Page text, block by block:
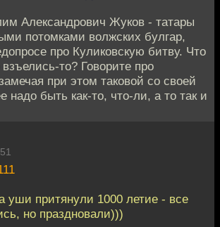
Александрович Жуков - татары
потомками волжских булгар,
про Куликовскую битву. Что
то? Говорите про
при этом таковой со своей
надо быть как-то, что-ли, а то так и
уши притянули 1000 летие - все
но праздновали)))